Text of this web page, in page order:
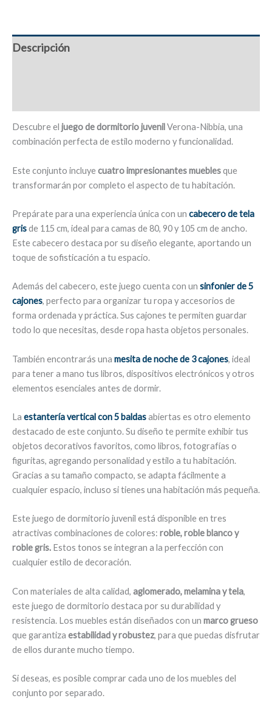
noche,
estantería
cantidad
Descripción
Descubre el juego de dormitorio juvenilVerona-Nibbia, una
combinación perfecta de estilo moderno y funcionalidad.
Este conjunto incluyecuatro impresionantes mueblesque
transformarán por completo el aspecto de tu habitación.
Prepárate para una experiencia única con un cabecero de tela
grisde 115 cm, ideal para camas de 80, 90 y 105 cm de ancho.
Este cabecero destaca por su diseño elegante, aportando un
toque de sofisticación a tu espacio.
Además del cabecero, este juego cuenta con un sinfonier de 5
cajones, perfecto para organizar tu ropa y accesorios de
forma ordenada y práctica. Sus cajones te permiten guardar
todo lo que necesitas, desde ropa hasta objetos personales.
También encontrarás una mesita de noche de 3 cajones, ideal
para tener a mano tus libros, dispositivos electrónicos y otros
elementos esenciales antes de dormir.
La estantería vertical con 5 baldasabiertas es otro elemento
destacado de este conjunto. Su diseño te permite exhibir tus
objetos decorativos favoritos, como libros, fotografías o
figuritas, agregando personalidad y estilo a tu habitación.
Gracias a su tamaño compacto, se adapta fácilmente a
cualquier espacio, incluso si tienes una habitación más pequeña.
Este juego de dormitorio juvenil está disponible en tres
atractivas combinaciones de colores: roble, roble blanco y
roble gris. Estos tonos se integran a la perfección con
cualquier estilo de decoración.
Con materiales de alta calidad, aglomerado, melamina y tela,
este juego de dormitorio destaca por su durabilidad y
resistencia. Los muebles están diseñados con un marco grueso
que garantiza estabilidad y robustez, para que puedas disfrutar
de ellos durante mucho tiempo.
Si deseas, es posible comprar cada uno de los muebles del
conjunto por separado.